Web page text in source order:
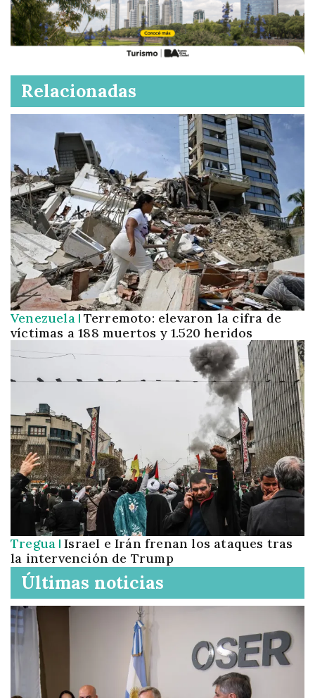
Relacionadas
Venezuela Terremoto: elevaron la cifra de
víctimas a 188 muertos y 1.520 heridos
Tregua Israel e Irán frenan los ataques tras
la intervención de Trump
Últimas noticias